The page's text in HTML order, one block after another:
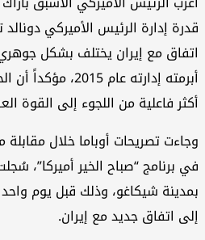
قدرة إدارة الرئيس الأميركي
اتفاق مع إيران يختلف بشكل
أبرمته إدارته عام
أكثر فاعلية من اللجوء إلى القوة
وجاءت تصريحات أوباما خلال
في برنامج “صباح الخير أميركا”،
بمدينة شيكاغو، وذلك قبل يوم
إلى اتفاق جديد مع إيران.